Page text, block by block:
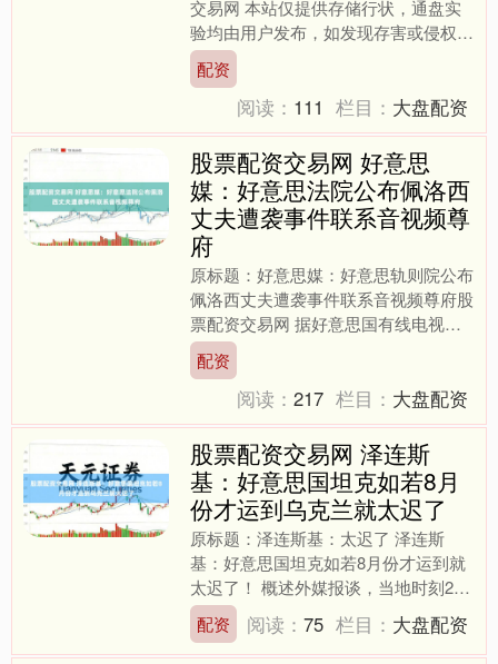
交易网 本站仅提供存储行状，通盘实
验均由用户发布，如发现存害或侵权实
验，请点击举报。....
配资
阅读： 111 栏目： 大盘配资
股票配资交易网 好意思
媒：好意思法院公布佩洛西
丈夫遭袭事件联系音视频尊
府
原标题：好意思媒：好意思轨则院公布
佩洛西丈夫遭袭事件联系音视频尊府股
票配资交易网 据好意思国有线电视新
闻网（CNN）报说念，旧金山高档法
院27日公布了前年前众议....
配资
阅读：217 栏目： 大盘配资
股票配资交易网 泽连斯
基：好意思国坦克如若8月
份才运到乌克兰就太迟了
原标题：泽连斯基：太迟了 泽连斯
基：好意思国坦克如若8月份才运到就
太迟了！ 概述外媒报谈，当地时刻27
日，乌克兰总统泽连斯基在吸收采访时
称，如若好意思国“艾布拉....
配资 阅读：75 栏目： 大盘配资